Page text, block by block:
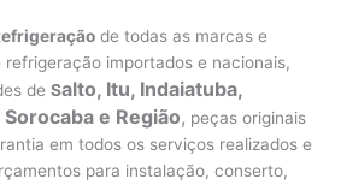
de todas as marcas e
refrigeração importados e nacionais,
deSalto, Itu, Indaiatuba,
e Região, peças originais
em todos os serviços realizados e
para instalação, conserto,